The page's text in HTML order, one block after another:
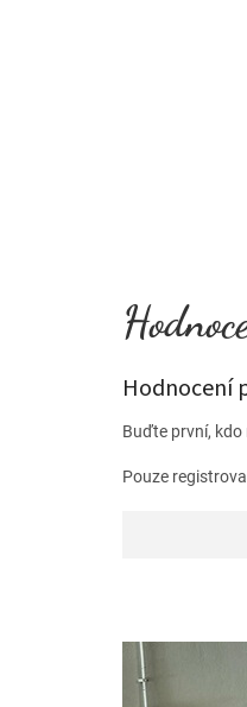
Hodnocení
Buďte první, kdo
Pouze